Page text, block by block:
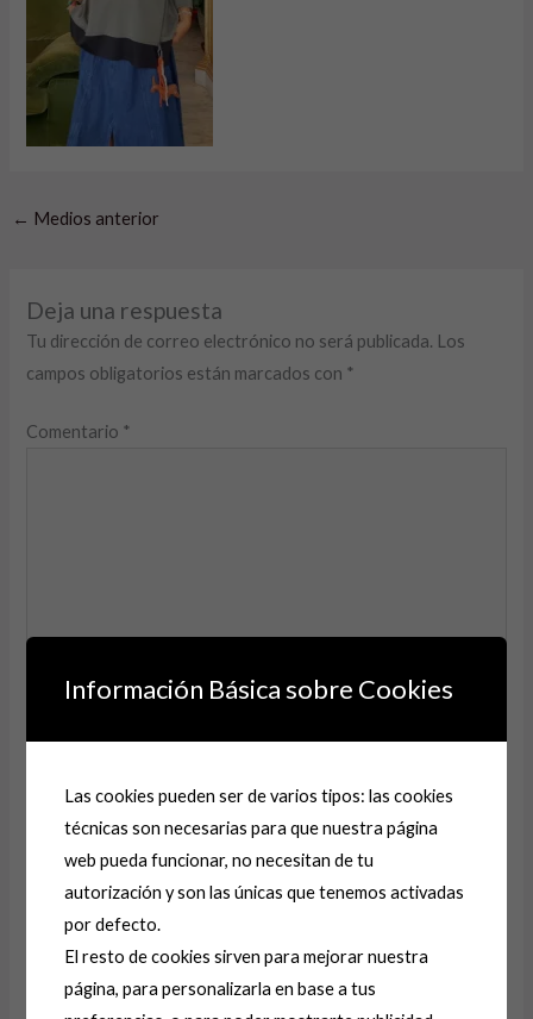
← Medios anterior
Deja una respuesta
Tu dirección de correo electrónico no será publicada. Los
campos obligatorios están marcados con *
Comentario *
electrónico*
Información Básica sobre Cookies
Las cookies pueden ser de varios tipos: las cookies
técnicas son necesarias para que nuestra página
web pueda funcionar, no necesitan de tu
autorización y son las únicas que tenemos activadas
por defecto.
El resto de cookies sirven para mejorar nuestra
página, para personalizarla en base a tus